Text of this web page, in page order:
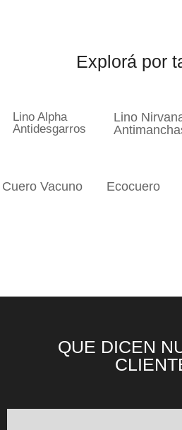
Explorá por
Lino Alpha
Antidesgarros
Lino
Cuero Vacuno Ecocuero
QUE DICEN